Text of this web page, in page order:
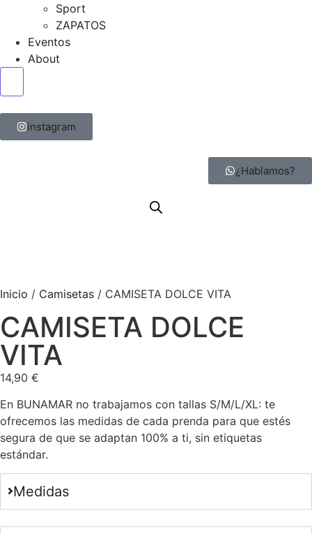
Sport
ZAPATOS
Eventos
About
instagram
¿Hablamos?
Inicio / Camisetas / CAMISETA DOLCE VITA
CAMISETA DOLCE
VITA
14,90 €
En BUNAMAR no trabajamos con tallas S/M/L/XL: te
ofrecemos las medidas de cada prenda para que estés
segura de que se adaptan 100% a ti, sin etiquetas
estándar.
Medidas